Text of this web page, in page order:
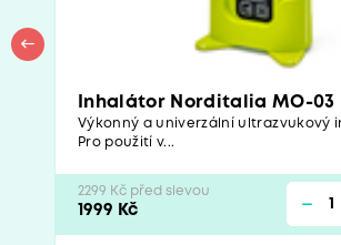
Inhalátor Norditalia MO-03
Výkonný a univerzální ultrazvukový
Pro použití v...
2299 Kč před slevou
1999 Kč